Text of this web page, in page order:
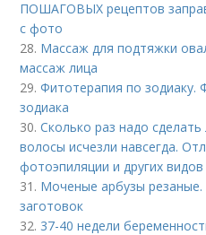
ПОШАГОВЫХ рецептов
с фото
28. Массаж для подтяжки
массаж лица
29.Фитотерапия по зодиаку.
зодиака
30.Сколько раз надо
волосы исчезли навсегда.
фотоэпиляции и других видов
31. Моченые арбузы
заготовок
32. 37-40 недели